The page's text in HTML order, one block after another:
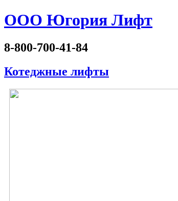
ООО Югория Лифт
8-800-700-41-84
Котеджные лифты